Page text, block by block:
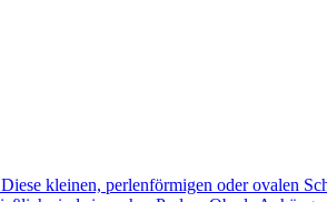
kleinen, perlenförmigen oder ovalen